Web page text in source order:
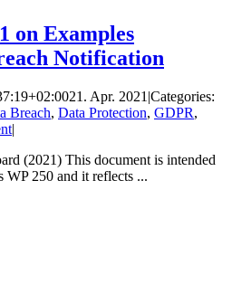
on Examples
Notification
21. Apr. 2021 |Categories:
Breach, Data Protection, GDPR,
|
(2021) This document is intended
WP 250 and it reflects ...